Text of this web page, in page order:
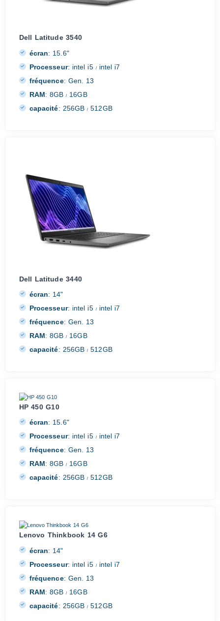
Dell Latitude 3540
écran: 15.6"
Processeur: intel i5 /intel i7
fréquence: Gen. 13
RAM: 8GB/ 16GB
capacité: 256GB/ 512GB
Dell Latitude 3440
écran: 14"
Processeur: intel i5 /intel i7
fréquence: Gen. 13
RAM: 8GB/ 16GB
capacité: 256GB/ 512GB
HP 450 G10
écran: 15.6"
Processeur: intel i5 /intel i7
fréquence: Gen. 13
RAM: 8GB/ 16GB
capacité: 256GB/ 512GB
Lenovo Thinkbook 14 G6
écran: 14"
Processeur: intel i5 /intel i7
fréquence: Gen. 13
RAM: 8GB/ 16GB
capacité: 256GB/ 512GB